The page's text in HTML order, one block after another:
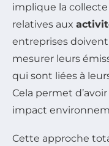
implique la collecte
relatives aux
entreprises
mesurer leurs
qui sont liées à
Cela permet
impact
Cette approche